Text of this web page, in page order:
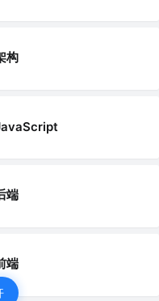
构
端
端